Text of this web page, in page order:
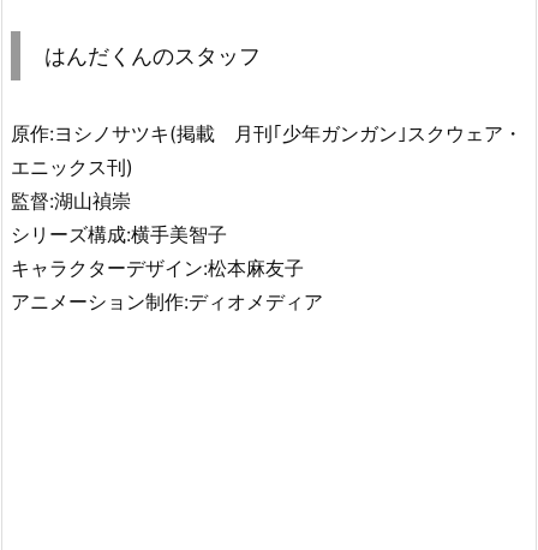
はんだくんのスタッフ
原作:ヨシノサツキ(掲載 月刊｢少年ガンガン｣スクウェア・
エニックス刊)
監督:湖山禎崇
シリーズ構成:横手美智子
キャラクターデザイン:松本麻友子
アニメーション制作:ディオメディア